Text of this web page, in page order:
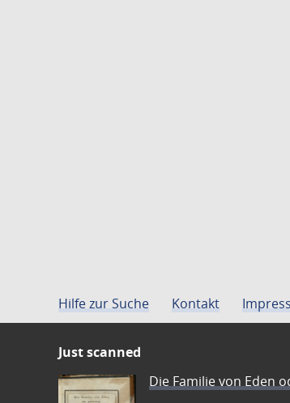
Hilfe zur Suche Kontakt
Just scanned
Die Familie von Eden